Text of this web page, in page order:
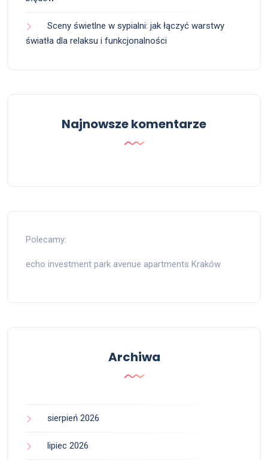
Sceny świetlne w sypialni: jak łączyć warstwy
światła dla relaksu i funkcjonalności
Najnowsze komentarze
Polecamy:
echo investment park avenue apartments Kraków
Archiwa
sierpień 2026
lipiec 2026